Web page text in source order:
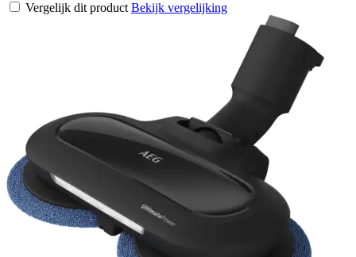
Vergelijk dit product Bekijk vergelijking